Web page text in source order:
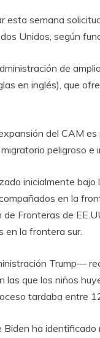
semana
Unidos, según
de
en inglés), que
del CAM
peligroso e
inicialmente
en la
Fronteras de
en la frontera sur.
Trump—
que los niños
tardaba entre
ha